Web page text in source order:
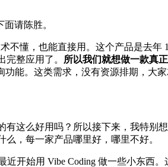
请陈胜。
不懂，也能直接用。这个产品是去年
整应用了。 所以我们就想做一款真
能。这类需求，没有资源排期，大
有这么好用吗？所以接下来，我特
，每一家产品哪里好，哪里不好。
开始用 Vibe Coding 做一些小东西